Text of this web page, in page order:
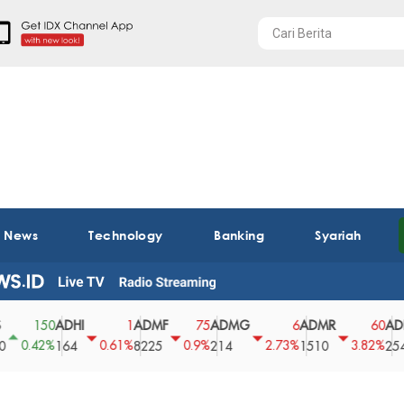
Technology Banking Syariah
ADHI
164
0.61%
ADMF
8225
75
0.9%
ADMG
214
2.73%
ADMR
1510
60
3.82%
ADRO
2540